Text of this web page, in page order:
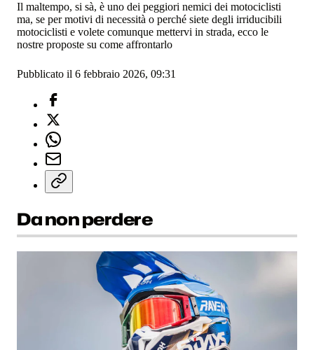
Il maltempo, si sà, è uno dei peggiori nemici dei motociclisti
ma, se per motivi di necessità o perché siete degli irriducibili
motociclisti e volete comunque mettervi in strada, ecco le
nostre proposte su come affrontarlo
Pubblicato il 6 febbraio 2026, 09:31
Da non perdere